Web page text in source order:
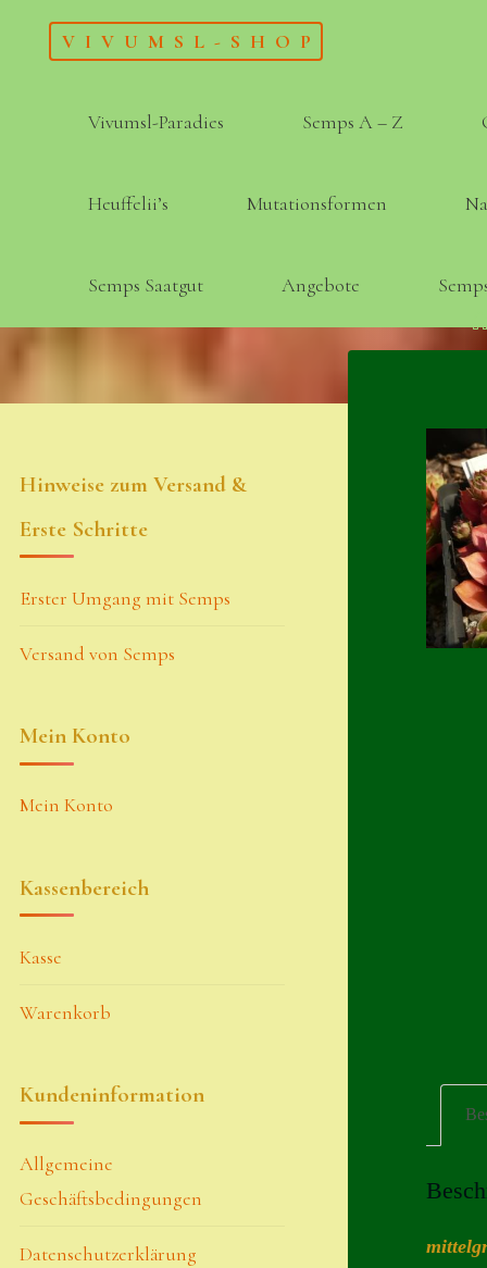
VIVUMSL-SHOP
Vivumsl-Paradies Semps A – Z
Heuffelii’s Mutationsformen
Semps Saatgut Angebote
Hinweise zum Versand &
Erste Schritte
Erster Umgang mit Semps
Versand von Semps
Mein Konto
Mein Konto
Kassenbereich
Kasse
Warenkorb
Kundeninformation
Allgemeine
Geschäftsbedingungen
Datenschutzerklärung